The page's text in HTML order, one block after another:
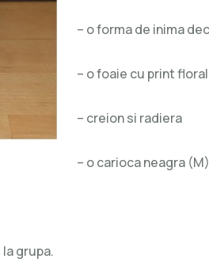
– o forma de inima
– o foaie cu print
– creion si radiera
– o carioca neagra (M)
grupa.